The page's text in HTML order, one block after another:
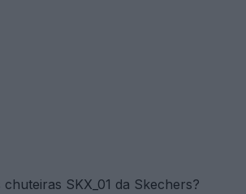
SKX_01 da Skechers?